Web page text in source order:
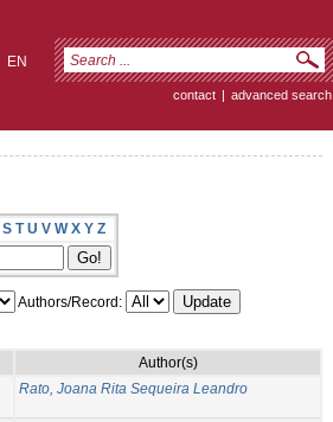
EN
contact | advanced search
S T U V W X Y Z
Authors/Record:
Author(s)
Rato, Joana Rita Sequeira Leandro